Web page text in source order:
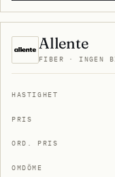
Allente
FIBER · INGEN